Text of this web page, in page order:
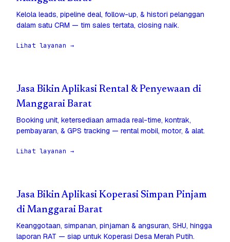
Kelola leads, pipeline deal, follow-up, & histori pelanggan
dalam satu CRM — tim sales tertata, closing naik.
Lihat layanan →
Jasa Bikin Aplikasi Rental & Penyewaan di
Manggarai Barat
Booking unit, ketersediaan armada real-time, kontrak,
pembayaran, & GPS tracking — rental mobil, motor, & alat.
Lihat layanan →
Jasa Bikin Aplikasi Koperasi Simpan Pinjam
di Manggarai Barat
Keanggotaan, simpanan, pinjaman & angsuran, SHU, hingga
laporan RAT — siap untuk Koperasi Desa Merah Putih.